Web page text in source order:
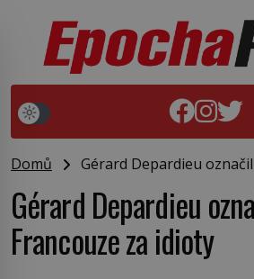
Domů Gérard Depardieu
Gérard Depardieu
Francouze za idioty